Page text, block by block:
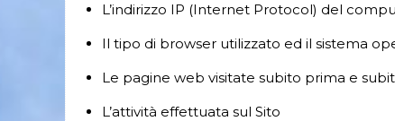
L’indirizzo IP (Internet Protocol) del
Il tipo di browser utilizzato ed il sistema
Le pagine web visitate subito prima e
L’attività effettuata sul Sito